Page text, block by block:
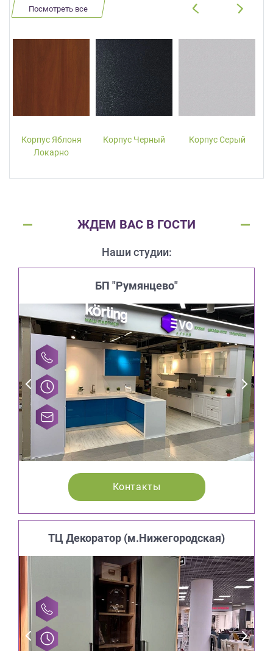
Посмотреть все
Корпус Яблоня
Локарно
Корпус Черный Корпус Серый
ЖДЕМ ВАС В ГОСТИ
Наши студии:
БП "Румянцево"
Контакты
ТЦ Декоратор (м.Нижегородская)